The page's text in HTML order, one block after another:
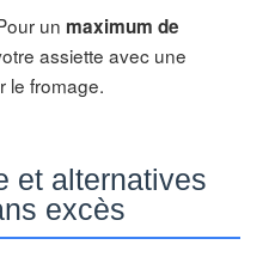
un maximum de
assiette avec une
le fromage.
et alternatives
excès